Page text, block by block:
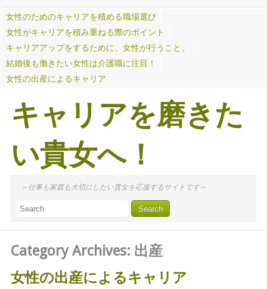
女性のためのキャリアを積める職場選び
女性がキャリアを積み重ねる際のポイント
キャリアアップをするために、女性が行うこと。
結婚後も働きたい女性は介護職に注目！
女性の出産によるキャリア
キャリアを磨きた
い貴女へ！
～仕事も家庭も大切にしたい貴女を応援するサイトです～
Category Archives: 出産
女性の出産によるキャリア